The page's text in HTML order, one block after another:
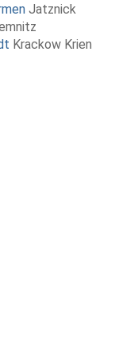
Jatznick
Krackow Krien